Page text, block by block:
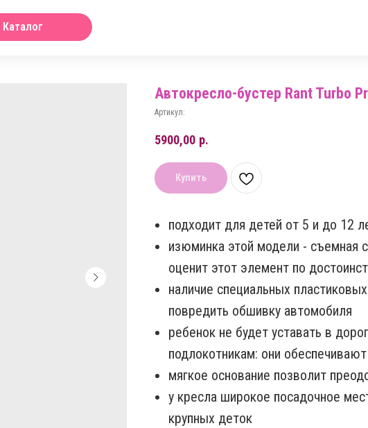
Каталог
Автокресло-бустер Rant Turbo
Артикул:
5900,00 р.
Купить
подходит для детей от 5 и до 12
изюминка этой модели - съемная
оценит этот элемент по
наличие специальных
повредить обшивку автомобиля
ребенок не будет уставать в
подлокотникам: они
мягкое основание позволит
у кресла широкое посадочное
крупных деток